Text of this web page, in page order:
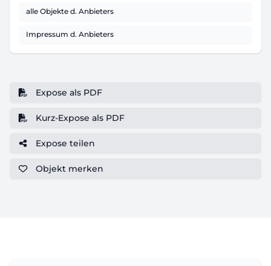
alle Objekte d. Anbieters
Impressum d. Anbieters
Expose als PDF
Kurz-Expose als PDF
Expose teilen
Objekt merken